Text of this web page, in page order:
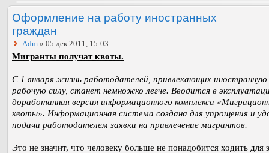
Оформление на работу иностранных
граждан
Adm » 05 дек 2011, 15:03
Мигранты получат квоты.
С 1 января жизнь работодателей, привлекающих иностранную
рабочую силу, станет немножко легче. Вводится в
доработанная версия информационного комплекса
квоты». Информационная система создана для упрощения и
подачи работодателем заявки на привлечение мигрантов.
Это не значит, что человеку больше не понадобится ходить для